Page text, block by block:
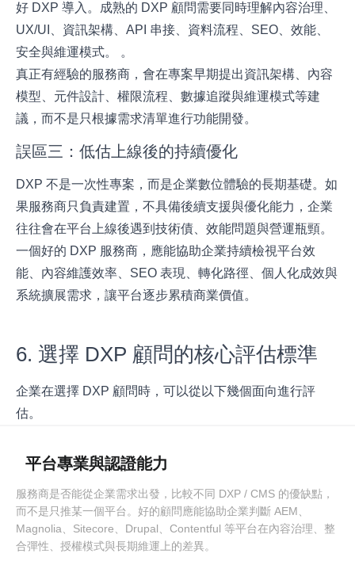
好 DXP 導入。成熟的 DXP 顧問需要同時理解內容治理、
UX/UI、資訊架構、API 串接、資料流程、SEO、效能、
安全與維運模式。 。
真正有經驗的服務商，會在專案早期提出資訊架構、內容
模型、元件設計、權限流程、數據追蹤與維運模式等建
議，而不是只根據需求清單進行功能開發。
誤區三：低估上線後的持續優化
DXP 不是一次性專案，而是企業數位體驗的長期基礎。如
果服務商只負責建置，不具備後續支援與優化能力，企業
往往會在平台上線後遇到技術債、效能問題與營運瓶頸。
一個好的 DXP 服務商，應能協助企業持續檢視平台效
能、內容維護效率、SEO 表現、轉化路徑、個人化成效與
系統擴展需求，讓平台逐步累積商業價值。
6. 選擇 DXP 顧問的核心評估標準
企業在選擇 DXP 顧問時，可以從以下幾個面向進行評
估。
平台專業與認證能力
服務商是否能從企業需求出發，比較不同 DXP / CMS 的優缺點，
而不是只推某一個平台。好的顧問應能協助企業判斷 AEM、
Magnolia、Sitecore、Drupal、Contentful 等平台在內容治理、整
合彈性、授權模式與長期維運上的差異。